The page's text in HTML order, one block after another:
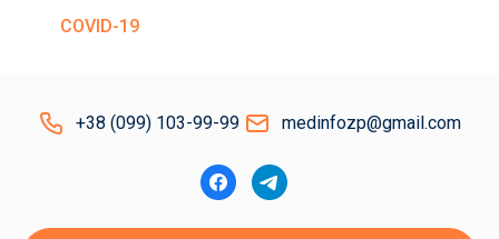
COVID-19
+38 (099) 103-99-99 medinfozp@gmail.com